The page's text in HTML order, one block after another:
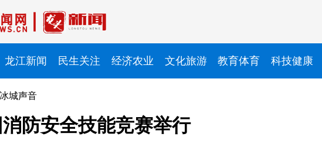
龙江新闻 民生关注 经济农业 文化旅游 教育体育 科技健康
冰城声音
防安全技能竞赛举行